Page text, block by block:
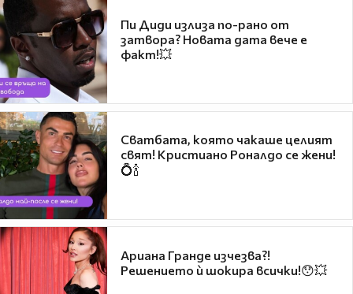
Пи Диди излиза по-рано от
затвора? Новата дата вече е
факт!💥
Сватбата, която чакаше целият
свят! Кристиано Роналдо се жени!
💍🍾
Ариана Гранде изчезва?!
Решението ѝ шокира всички!😯💥